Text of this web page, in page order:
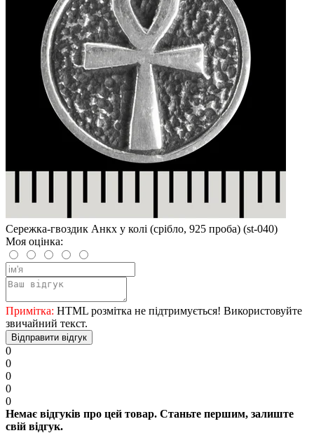
Сережка-гвоздик Анкх у колі (срібло, 925 проба) (st-040)
Моя оцінка:
Примітка: HTML розмітка не підтримується! Використовуйте
звичайний текст.
Відправити відгук
0
0
0
0
0
Немає відгуків про цей товар. Станьте першим, залиште
свій відгук.